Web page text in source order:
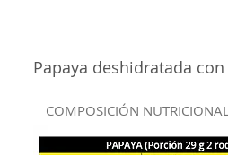
Papaya deshidratada
COMPOSICIÓN